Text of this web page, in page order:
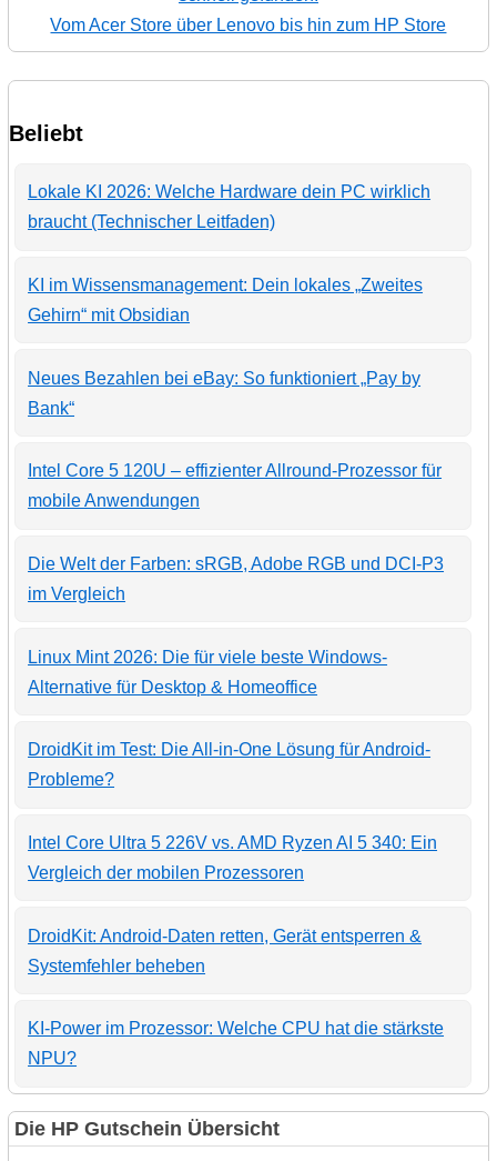
Vom Acer Store über Lenovo bis hin zum HP Store
Beliebt
Lokale KI 2026: Welche Hardware dein PC wirklich
braucht (Technischer Leitfaden)
KI im Wissensmanagement: Dein lokales „Zweites
Gehirn“ mit Obsidian
Neues Bezahlen bei eBay: So funktioniert „Pay by
Bank“
Intel Core 5 120U – effizienter Allround-Prozessor für
mobile Anwendungen
Die Welt der Farben: sRGB, Adobe RGB und DCI-P3
im Vergleich
Linux Mint 2026: Die für viele beste Windows-
Alternative für Desktop & Homeoffice
DroidKit im Test: Die All-in-One Lösung für Android-
Probleme?
Intel Core Ultra 5 226V vs. AMD Ryzen AI 5 340: Ein
Vergleich der mobilen Prozessoren
DroidKit: Android-Daten retten, Gerät entsperren &
Systemfehler beheben
KI-Power im Prozessor: Welche CPU hat die stärkste
NPU?
Die HP Gutschein Übersicht